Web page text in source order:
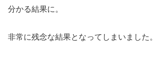
分かる結果に。
非常に残念な結果となってしまいました。